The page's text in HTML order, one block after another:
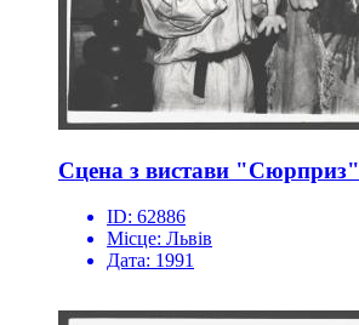
Сцена з вистави "Сюрприз"
ID: 62886
Місце: Львів
Дата: 1991